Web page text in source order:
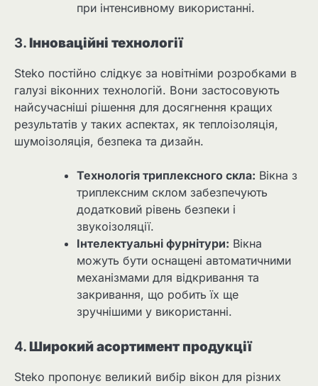
при інтенсивному використанні.
3. Інноваційні технології
Steko постійно слідкує за новітніми розробками в
галузі віконних технологій. Вони застосовують
найсучасніші рішення для досягнення кращих
результатів у таких аспектах, як теплоізоляція,
шумоізоляція, безпека та дизайн.
Технологія триплексного скла: Вікна з
триплексним склом забезпечують
додатковий рівень безпеки і
звукоізоляції.
Інтелектуальні фурнітури: Вікна
можуть бути оснащені автоматичними
механізмами для відкривання та
закривання, що робить їх ще
зручнішими у використанні.
4. Широкий асортимент продукції
Steko пропонує великий вибір вікон для різних